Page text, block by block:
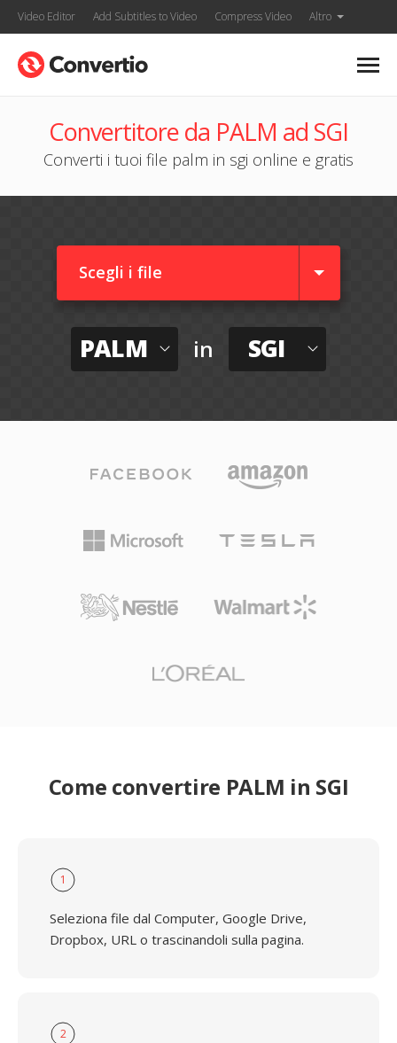
Video Editor Add Subtitles to Video Compress Video Altro
Convertitore da PALM ad SGI
Converti i tuoi file palm in sgi online e gratis
Scegli i file
PALM in SGI
Come convertire PALM in SGI
1
Seleziona file dal Computer, Google Drive,
Dropbox, URL o trascinandoli sulla pagina.
2